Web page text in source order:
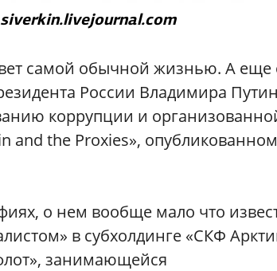
самой обычной жизнью. А еще
России Владимира
коррупции и
and the Proxies», опубликованном
о нем вообще мало что
в субхолдинге «СКФ
занимающейся